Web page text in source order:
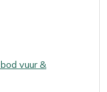
vuur &